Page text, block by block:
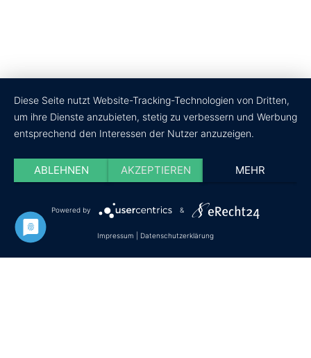
Datenschutz Impressum Cookie-Einstellungen
© Copyright - wir-testen-du-kaufst.de
Diese Seite nutzt Website-Tracking-Technologien von Dritten,
um ihre Dienste anzubieten, stetig zu verbessern und Werbung
entsprechend den Interessen der Nutzer anzuzeigen.
ABLEHNEN AKZEPTIEREN MEHR
Powered by &
Impressum Datenschutzerklärung